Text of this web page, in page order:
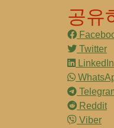
공유
Twitter
LinkedIn
Reddit
Viber